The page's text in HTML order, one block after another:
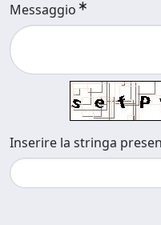
Messaggio
Inserire la stringa